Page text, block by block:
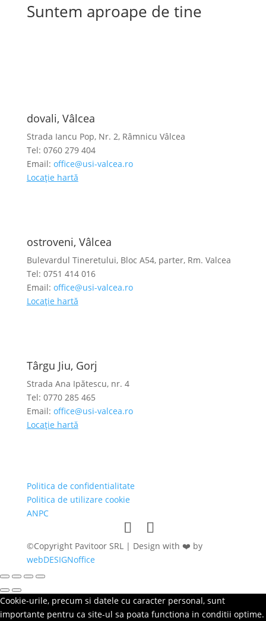
Suntem aproape de tine
dovali, Vâlcea
Strada Iancu Pop, Nr. 2, Râmnicu Vâlcea
Tel: 0760 279 404
Email: office@usi-valcea.ro
Locație hartă
ostroveni, Vâlcea
Bulevardul Tineretului, Bloc A54, parter, Rm. Valcea
Tel: 0751 414 016
Email: office@usi-valcea.ro
Locație hartă
Târgu Jiu, Gorj
Strada Ana Ipătescu, nr. 4
Tel: 0770 285 465
Email: office@usi-valcea.ro
Locație hartă
Politica de confidentialitate
Politica de utilizare cookie
ANPC
©Copyright Pavitoor SRL | Design with ❤️ by
webDESIGNoffice
Cookie-urile, precum si datele cu caracter personal, sunt
importante pentru ca site-ul sa poata functiona in conditii optime.